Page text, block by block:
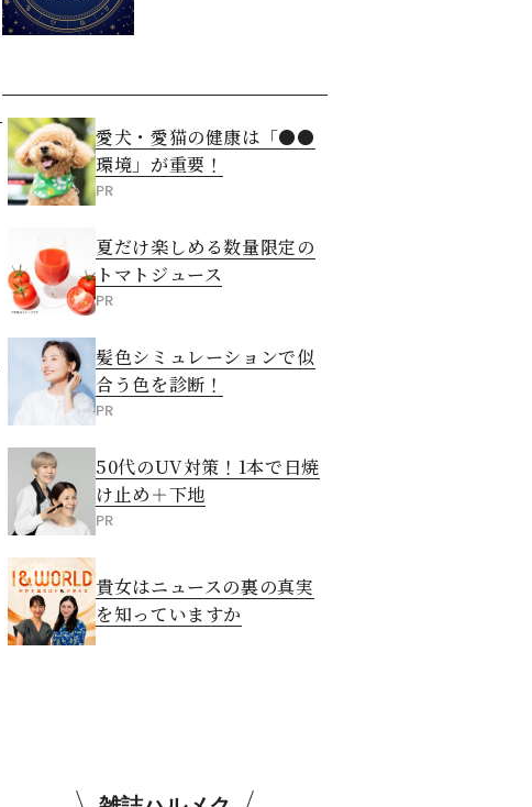
愛犬・愛猫の健康は「●●
環境」が重要！
PR
夏だけ楽しめる数量限定の
トマトジュース
PR
髪色シミュレーションで似
合う色を診断！
PR
50代のUV対策！1本で日焼
け止め＋下地
PR
貴女はニュースの裏の真実
を知っていますか